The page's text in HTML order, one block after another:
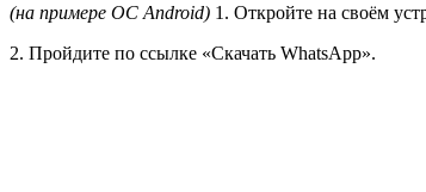
(на примере ОС Android) 1. Откройте на своём
2. Пройдите по ссылке «Скачать WhatsApp».